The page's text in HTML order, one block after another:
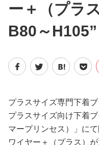
DRESS部活
ファッション
恋愛/結婚/離婚
美容/健康
ー＋（プラ
B80～H105”
プラスサイズ専門下着
プラスサイズ向け下着
マープリンセス）」に
ワイヤー＋（プラス）